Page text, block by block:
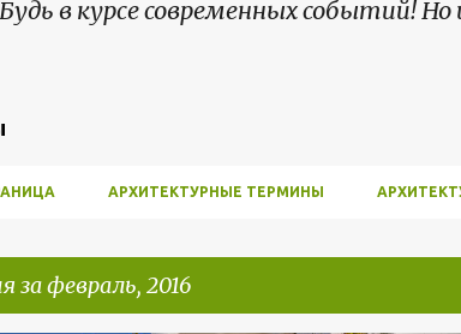
в курсе современных событий!
АРХИТЕКТУРНЫЕ ТЕРМИНЫ
за февраль, 2016